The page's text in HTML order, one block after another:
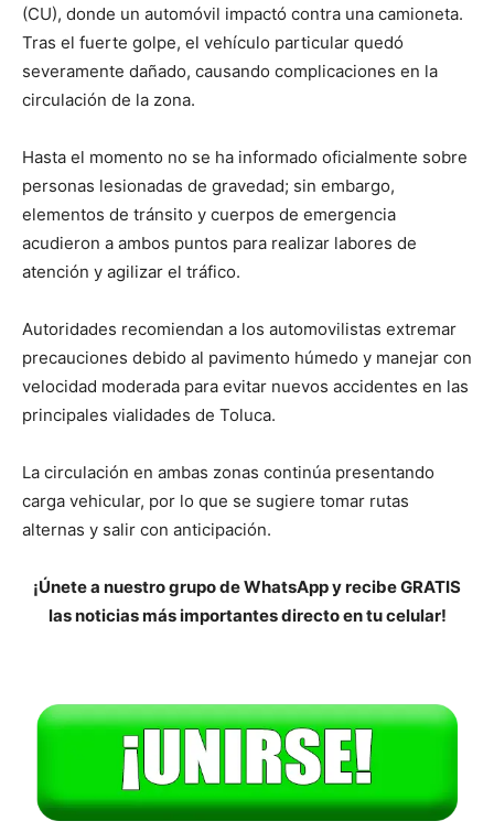
(CU), donde un automóvil impactó contra una camioneta.
Tras el fuerte golpe, el vehículo particular quedó
severamente dañado, causando complicaciones en la
circulación de la zona.
Hasta el momento no se ha informado oficialmente sobre
personas lesionadas de gravedad; sin embargo,
elementos de tránsito y cuerpos de emergencia
acudieron a ambos puntos para realizar labores de
atención y agilizar el tráfico.
Autoridades recomiendan a los automovilistas extremar
precauciones debido al pavimento húmedo y manejar con
velocidad moderada para evitar nuevos accidentes en las
principales vialidades de Toluca.
La circulación en ambas zonas continúa presentando
carga vehicular, por lo que se sugiere tomar rutas
alternas y salir con anticipación.
¡Únete a nuestro grupo de WhatsApp y recibe GRATIS
las noticias más importantes directo en tu celular!